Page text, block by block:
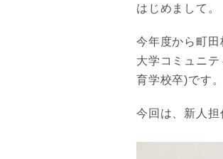
はじめまして。
今年度から町
大学コミュニ
育学校卒)です。
今回は、新人担